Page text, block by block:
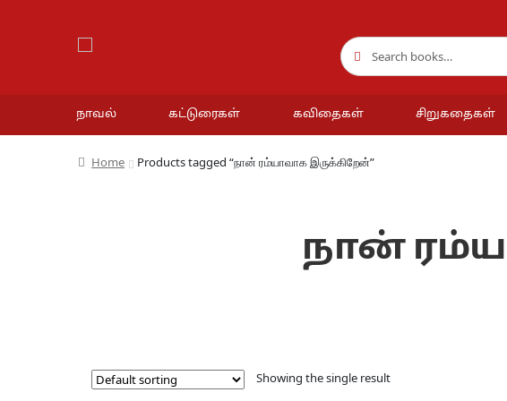
Search
for:
Search
நாவல் கட்டுரைகள் கவிதைகள் சிறுகதைகள்
Home Products tagged “நான் ரம்யாவாக இருக்கிறேன்”
நான்
Showing the single result